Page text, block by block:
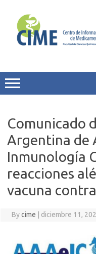
content
Comunicado
Argentina de
Inmunología
reacciones
vacuna
Bycime diciembre 11,